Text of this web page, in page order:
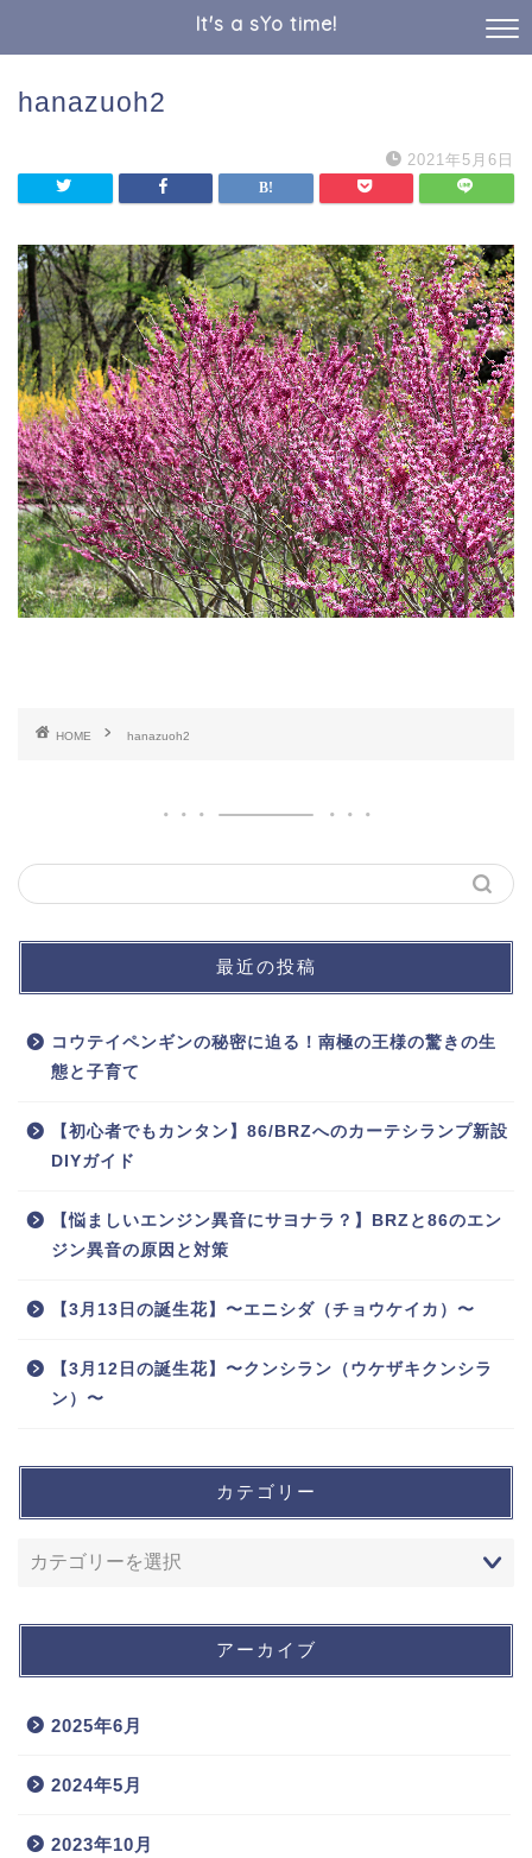
It's a sYo time!
hanazuoh2
2021年5月6日
HOME hanazuoh2
最近の投稿
コウテイペンギンの秘密に迫る！南極の王様の驚きの生
態と子育て
【初心者でもカンタン】86/BRZへのカーテシランプ新設
DIYガイド
【悩ましいエンジン異音にサヨナラ？】BRZと86のエン
ジン異音の原因と対策
【3月13日の誕生花】〜エニシダ（チョウケイカ）〜
【3月12日の誕生花】〜クンシラン（ウケザキクンシラ
ン）〜
カテゴリー
アーカイブ
2025年6月
2024年5月
2023年10月